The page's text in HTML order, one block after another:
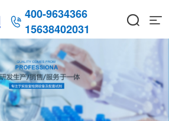
 400-9634366
15638402031
 